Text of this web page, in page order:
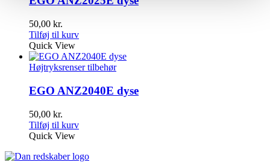
50,00 kr.
Tilføj til kurv
Quick View
Højtryksrenser tilbehør
EGO ANZ2040E dyse
50,00 kr.
Tilføj til kurv
Quick View